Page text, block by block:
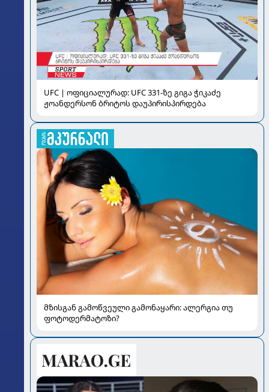
UFC | ოფიციალურად: UFC 331-ზე გიგა ჭიკაძე
ჟოანდერსონ ბრიტოს დაუპირისპირდება
მზისგან გამოწვეული გამონაყარი: ალერგია თუ
ფოტოდერმატოზი?